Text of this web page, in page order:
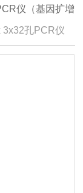
仪（基因扩增
孔PCR仪